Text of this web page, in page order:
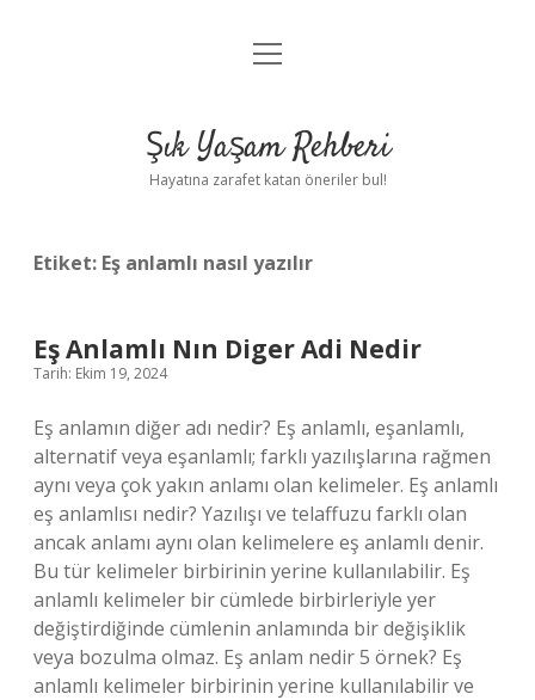
Anasayfa
Yasal Uyarı
menüyü
Şık Yaşam Rehberi
Hayatına zarafet katan öneriler bul!
Etiket: Eş anlamlı nasıl yazılır
Eş Anlamlı Nın Diger Adi Nedir
Tarih: Ekim 19, 2024
Eş anlamın diğer adı nedir? Eş anlamlı, eşanlamlı,
alternatif veya eşanlamlı; farklı yazılışlarına rağmen
aynı veya çok yakın anlamı olan kelimeler. Eş anlamlı
eş anlamlısı nedir? Yazılışı ve telaffuzu farklı olan
ancak anlamı aynı olan kelimelere eş anlamlı denir.
Bu tür kelimeler birbirinin yerine kullanılabilir. Eş
anlamlı kelimeler bir cümlede birbirleriyle yer
değiştirdiğinde cümlenin anlamında bir değişiklik
veya bozulma olmaz. Eş anlam nedir 5 örnek? Eş
anlamlı kelimeler birbirinin yerine kullanılabilir ve